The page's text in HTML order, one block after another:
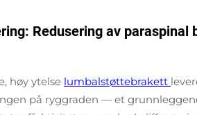
Redusering av
høy ytelse lumbalstøttebrakett
på ryggraden — et